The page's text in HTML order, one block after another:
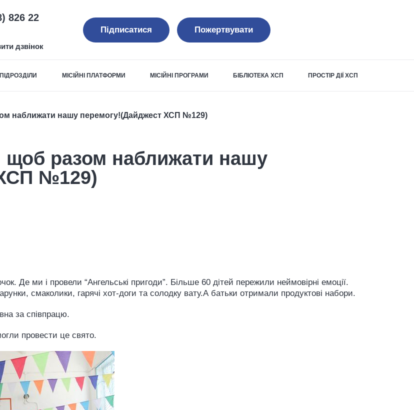
826 22
дзвінок
Підписатися Пожертвувати
ПІДРОЗДІЛИ МІСІЙНІ ПЛАТФОРМИ МІСІЙНІ ПРОГРАМИ БІБЛІОТЕКА ХСП ПРОСТІР ДІЇ ХСП
наближати нашу перемогу!(Дайджест ХСП №129)
разом наближати нашу
№129)
Де ми і провели “Ангельські пригоди”. Більше 60 дітей пережили неймовірні емоції.
смаколики, гарячі хот-доги та солодку вату.А батьки отримали продуктові набори.
за співпрацю.
провести це свято.